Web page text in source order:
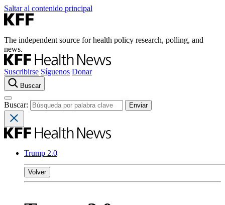
Saltar al contenido principal
The independent source for health policy research, polling, and
news.
Suscribirse Síguenos Donar
Buscar
Buscar:
Trump 2.0
Volver